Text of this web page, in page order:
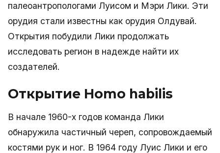
палеоантропологами Луисом и Мэри Лики. Эти
орудия стали известны как орудия Олдувай.
Открытия побудили Лики продолжать
исследовать регион в надежде найти их
создателей.
Открытие Homo habilis
В начале 1960-х годов команда Лики
обнаружила частичный череп, сопровождаемый
костями рук и ног. В 1964 году Луис Лики и его